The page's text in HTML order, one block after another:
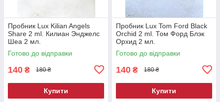
Пробник Lux Kilian Angels
Share 2 ml. Килиан Энджелс
Шеа 2 мл.
Готово до відправки
140 ₴ 180 ₴
Купити
Пробник Lux Tom Ford Black
Orchid 2 ml. Том Форд Блэк
Орхид 2 мл.
Готово до відправки
140 ₴ 180 ₴
Купити